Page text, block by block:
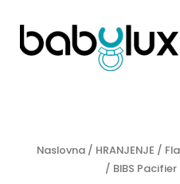
Naslovna/ HRANJENJE /
/ BIBS